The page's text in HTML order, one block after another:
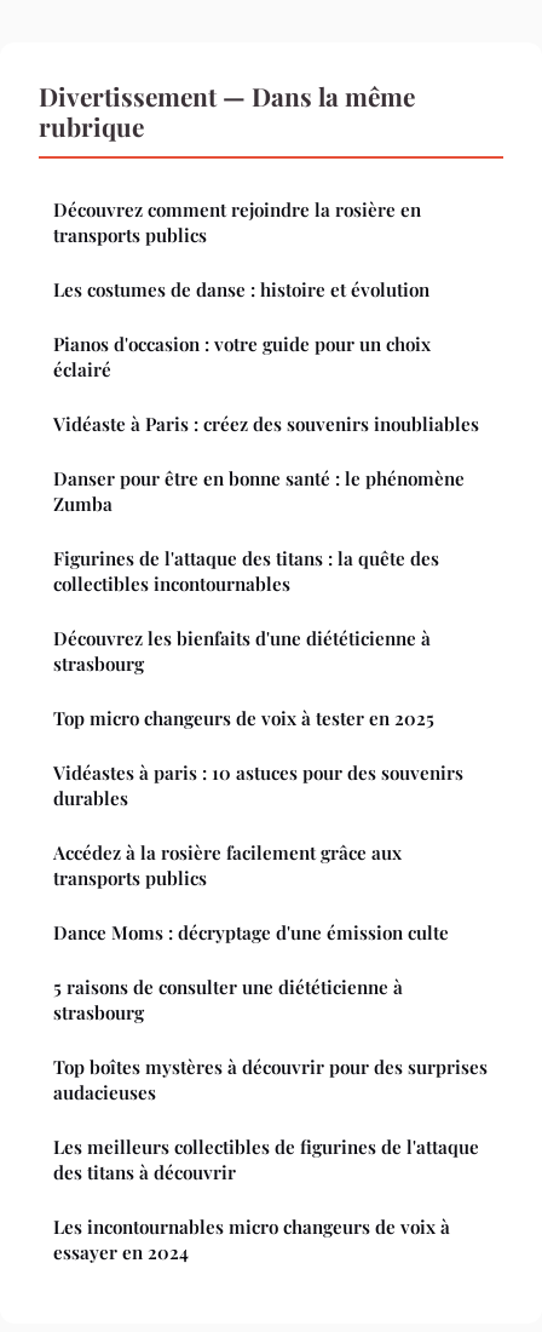
Divertissement — Dans la même
rubrique
Découvrez comment rejoindre la rosière en
transports publics
Les costumes de danse : histoire et évolution
Pianos d'occasion : votre guide pour un choix
éclairé
Vidéaste à Paris : créez des souvenirs inoubliables
Danser pour être en bonne santé : le phénomène
Zumba
Figurines de l'attaque des titans : la quête des
collectibles incontournables
Découvrez les bienfaits d'une diététicienne à
strasbourg
Top micro changeurs de voix à tester en 2025
Vidéastes à paris : 10 astuces pour des souvenirs
durables
Accédez à la rosière facilement grâce aux
transports publics
Dance Moms : décryptage d'une émission culte
5 raisons de consulter une diététicienne à
strasbourg
Top boîtes mystères à découvrir pour des surprises
audacieuses
Les meilleurs collectibles de figurines de l'attaque
des titans à découvrir
Les incontournables micro changeurs de voix à
essayer en 2024